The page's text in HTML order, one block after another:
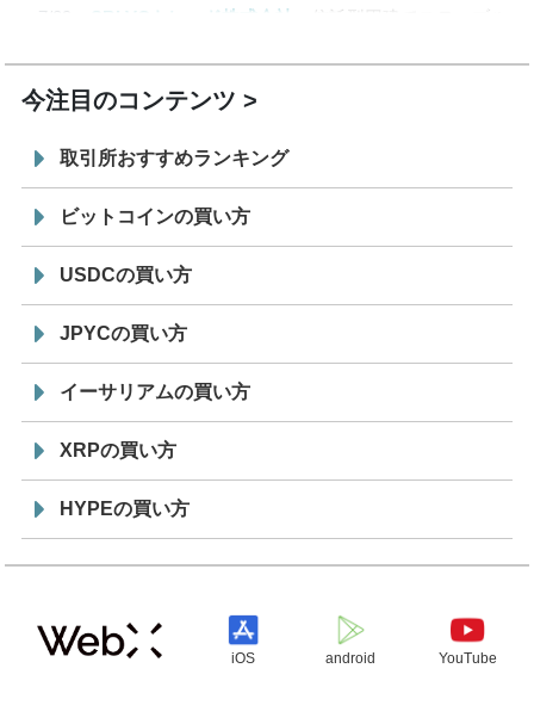
7/29
SBI VCトレード株式会社
信託型円建てステーブル
今注目のコンテンツ
取引所おすすめランキング
ビットコインの買い方
USDCの買い方
JPYCの買い方
イーサリアムの買い方
XRPの買い方
HYPEの買い方
iOS android YouTube